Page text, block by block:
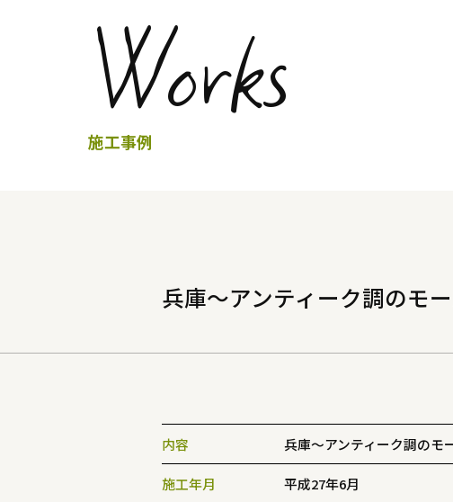
Works
施工事例
兵庫～アンティーク調のモ
内容 兵庫～アンティーク調のモ
施工年月 平成27年6月